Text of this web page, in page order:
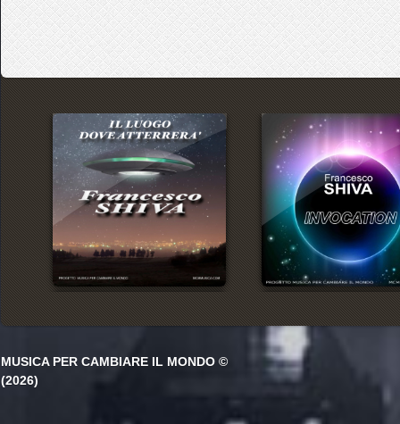
MUSICA PER CAMBIARE IL MONDO ©
(2026)